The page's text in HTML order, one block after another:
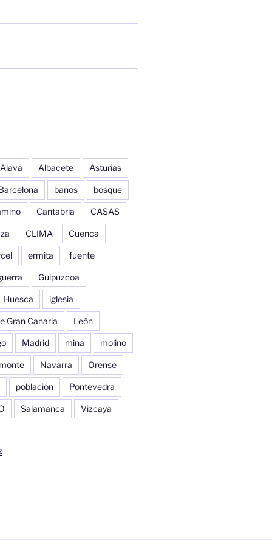
Alava Albacete Asturias
baños bosque
Cantabria CASAS
CLIMA Cuenca
ermita fuente
Guipuzcoa
Huesca iglesia
Gran Canaria León
Madrid mina molino
monte Navarra Orense
población Pontevedra
Salamanca Vizcaya